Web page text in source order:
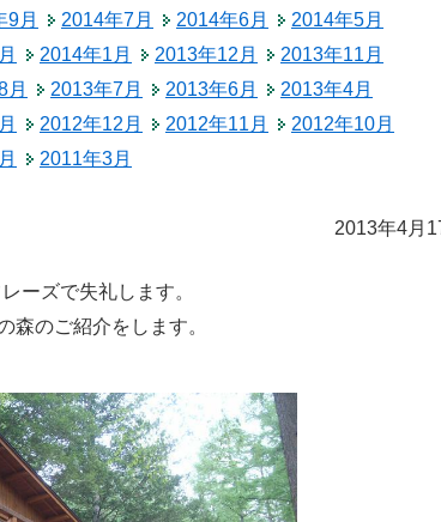
9月 2014年7月 2014年6月
2014年5月
2014年1月 2013年12月
2013年11月
月 2013年7月 2013年6月
2013年4月
2012年12月 2012年11月
2012年10月
2011年3月
2013年4月
ーズで失礼します。
森のご紹介をします。